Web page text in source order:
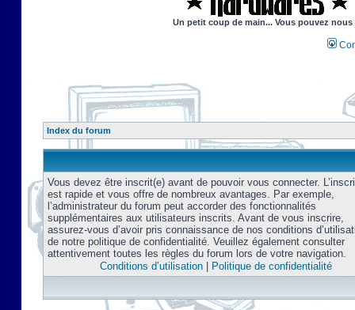
Un petit coup de main... Vous pouvez
Index du forum
Vous devez être inscrit(e) avant de pouvoir vous connecter.
est rapide et vous offre de nombreux avantages. Par exemple,
l’administrateur du forum peut accorder des fonctionnalités
supplémentaires aux utilisateurs inscrits. Avant de vous inscrire,
assurez-vous d’avoir pris connaissance de nos conditions
de notre politique de confidentialité. Veuillez également consulter
attentivement toutes les règles du forum lors de votre navigation.
Conditions d’utilisation| Politique de confidentialité